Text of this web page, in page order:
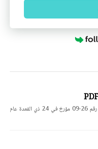
قانون رقم 26-09 يتضمن قانون المرور PDF قانون رقم 26-09 مؤرخ في 24 ذي القعدة عام